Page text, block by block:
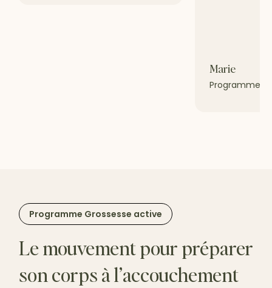
Marie
Programme
Programme Grossesse active
Le mouvement pour préparer
son corps à l’accouchement